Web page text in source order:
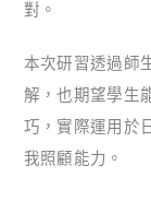
對。
本次研習透過師
解，也期望學生
巧，實際運用於
我照顧能力。